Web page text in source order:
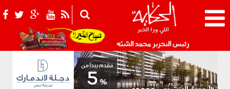
رئيس التحرير محمد الشبّه 021_2.png